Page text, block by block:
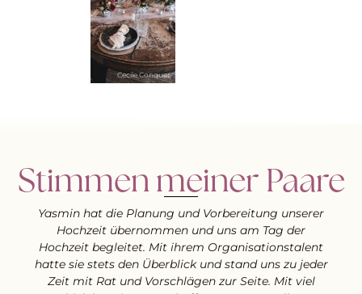
Cecile Conquer
Stimmen meiner Paare
Yasmin hat die Planung und Vorbereitung unserer
Hochzeit übernommen und uns am Tag der
Hochzeit begleitet. Mit ihrem Organisationstalent
hatte sie stets den Überblick und stand uns zu jeder
Zeit mit Rat und Vorschlägen zur Seite. Mit viel